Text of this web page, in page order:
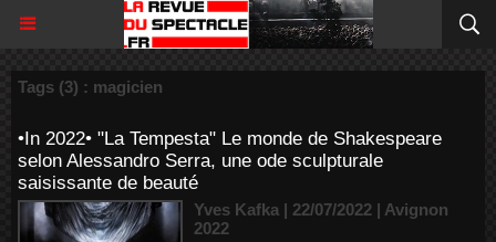
Tags (3) : magicien
•In 2022• "La Tempesta" Le monde de Shakespeare
selon Alessandro Serra, une ode sculpturale
saisissante de beauté
Yves Kafka | 22/07/2022 | Avignon
2022